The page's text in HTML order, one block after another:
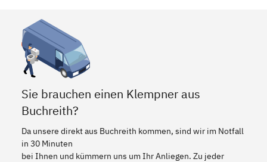
Sie brauchen einen Klempner aus
Buchreith?
Da unsere direkt aus Buchreith kommen, sind wir im Notfall
in 30 Minuten
bei Ihnen und kümmern uns um Ihr Anliegen. Zu jeder